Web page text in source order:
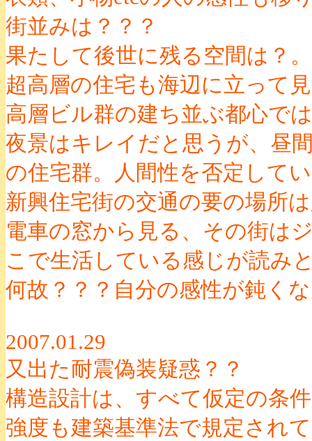
街並みは？？？
果たして後世に残る空間は？。
超高層の住宅も海辺に立って
高層ビル群の建ち並ぶ都心で
夜景はキレイだと思うが、昼
の住宅群。人間性を否定して
新興住宅街の交通の要の場所
電車の窓から見る、その街は
こで生活している感じが読み
何故？？？自分の感性が鈍く
2007.01.29
又出た耐震偽装疑惑？？
構造設計は、すべて仮定の条
強度も建築基準法で規定され